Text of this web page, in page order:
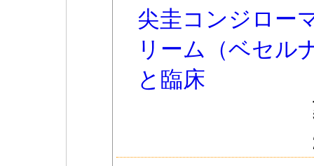
尖圭コンジロー
リーム（ベセル
と臨床